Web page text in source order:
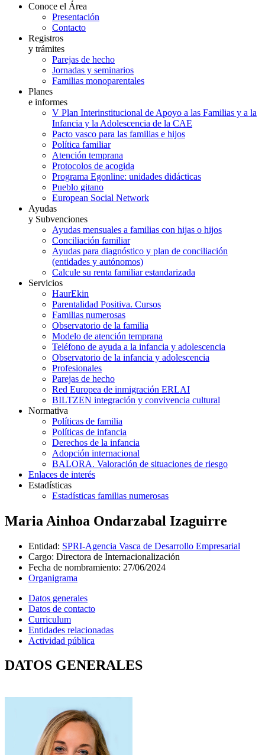
Conoce el Área
Presentación
Contacto
Registros
y trámites
Parejas de hecho
Jornadas y seminarios
Familias monoparentales
Planes
e informes
V Plan Interinstitucional de Apoyo a las Familias y a la
Infancia y la Adolescencia de la CAE
Pacto vasco para las familias e hijos
Política familiar
Atención temprana
Protocolos de acogida
Programa Egonline: unidades didácticas
Pueblo gitano
European Social Network
Ayudas
y Subvenciones
Ayudas mensuales a familias con hijas o hijos
Conciliación familiar
Ayudas para diagnóstico y plan de conciliación
(entidades y autónomos)
Calcule su renta familiar estandarizada
Servicios
HaurEkin
Parentalidad Positiva. Cursos
Familias numerosas
Observatorio de la familia
Modelo de atención temprana
Teléfono de ayuda a la infancia y adolescencia
Observatorio de la infancia y adolescencia
Profesionales
Parejas de hecho
Red Europea de inmigración ERLAI
BILTZEN integración y convivencia cultural
Normativa
Políticas de familia
Políticas de infancia
Derechos de la infancia
Adopción internacional
BALORA. Valoración de situaciones de riesgo
Enlaces de interés
Estadísticas
Estadísticas familias numerosas
Maria Ainhoa Ondarzabal Izaguirre
Entidad: SPRI-Agencia Vasca de Desarrollo Empresarial
Cargo: Directora de Internacionalización
Fecha de nombramiento: 27/06/2024
Organigrama
Datos generales
Datos de contacto
Curriculum
Entidades relacionadas
Actividad pública
DATOS GENERALES